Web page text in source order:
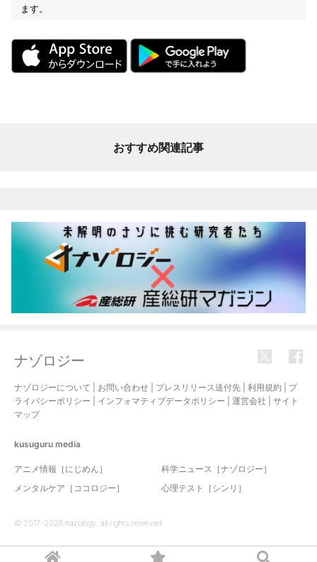
ます。
おすすめ関連記事
ナゾロジー
ナゾロジーについて お問い合わせ プレスリリース送付先 利用規約
プ
ライバシーポリシー
インフォマティブデータポリシー 運営会社
サイト
マップ
kusuguru media
アニメ情報［にじめん］
科学ニュース［ナゾロジー］
メンタルケア［ココロジー］
心理テスト［シンリ］
© 2017-2026 nazology. all rights reserved.